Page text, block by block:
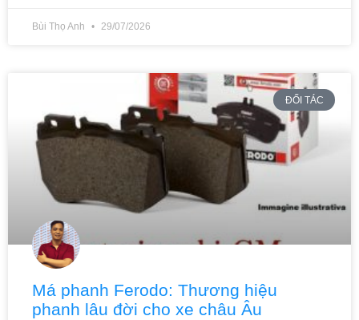
Bùi Thọ Anh 29/07/2026
ĐỐI TÁC
Má phanh Ferodo: Thương hiệu
phanh lâu đời cho xe châu Âu